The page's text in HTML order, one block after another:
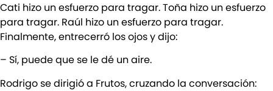
Cati hizo un esfuerzo para tragar. Toña hizo un esfuerzo
para tragar. Raúl hizo un esfuerzo para tragar.
Finalmente, entrecerró los ojos y dijo:
– Sí, puede que se le dé un aire.
Rodrigo se dirigió a Frutos, cruzando la conversación: